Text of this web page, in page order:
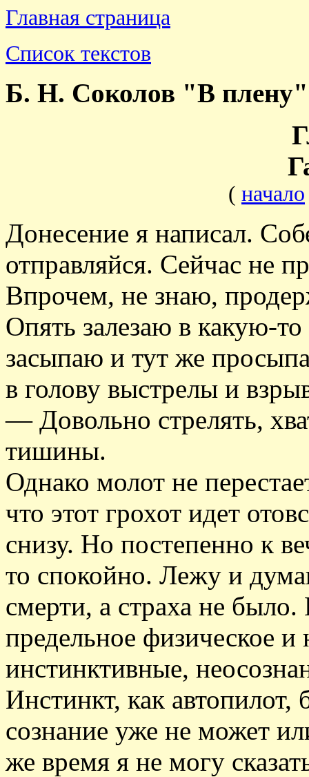
Главная страница
Список текстов
Б. Н. Соколов "В плену"
( начало
Донесение я написал.
отправляйся. Сейчас не
Впрочем, не знаю,
Опять залезаю в какую-
засыпаю и тут же
в голову выстрелы и
— Довольно стрелять,
тишины.
Однако молот не
что этот грохот идет
снизу. Но постепенно к
то спокойно. Лежу и
смерти, а страха не было.
предельное физическое и
инстинктивные,
Инстинкт, как автопилот,
сознание уже не может
же время я не могу